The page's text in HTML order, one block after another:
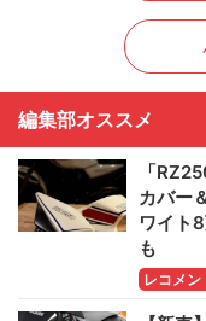
編集部オススメ
「
カバー
ワイト
も
レコメン